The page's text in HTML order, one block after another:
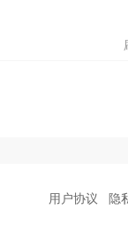
用户协议 隐